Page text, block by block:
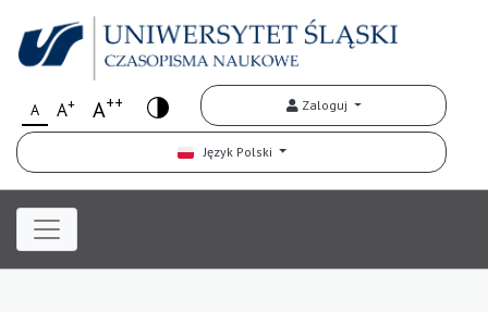
A A+ A++ Zaloguj
Język Polski